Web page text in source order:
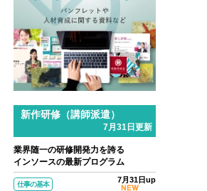
新作研修（講師派遣）
7月31日更新
業界随一の研修開発力を誇る
インソースの最新プログラム
仕事の基本 7月31日up